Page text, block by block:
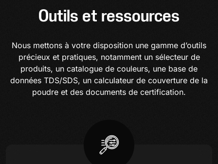
Outils et ressources
Nous mettons à votre disposition une gamme d’outils
précieux et pratiques, notamment un sélecteur de
produits, un catalogue de couleurs, une base de
données TDS/SDS, un calculateur de couverture de la
poudre et des documents de certification.